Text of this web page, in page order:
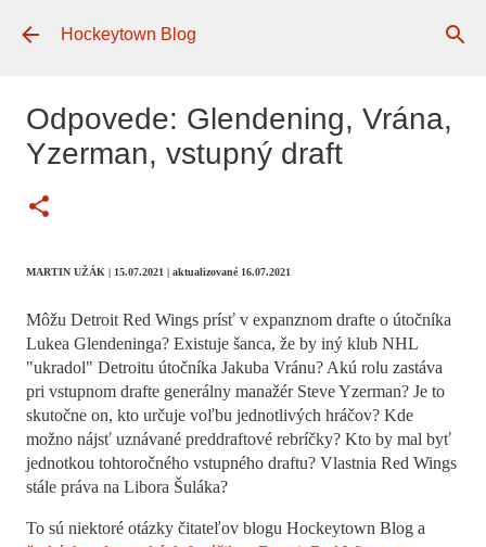
Preskočiť na hlavný obsah
Hockeytown Blog
Odpovede: Glendening, Vrána,
Yzerman, vstupný draft
MARTIN UŽÁK | 15.07.2021 | aktualizované 16.07.2021
Môžu Detroit Red Wings prísť v expanznom drafte o útočníka
Lukea Glendeninga? Existuje šanca, že by iný klub NHL
"ukradol" Detroitu útočníka Jakuba Vránu? Akú rolu zastáva
pri vstupnom drafte generálny manažér Steve Yzerman? Je to
skutočne on, kto určuje voľbu jednotlivých hráčov? Kde
možno nájsť uznávané preddraftové rebríčky? Kto by mal byť
jednotkou tohtoročného vstupného draftu? Vlastnia Red Wings
stále práva na Libora Šuláka?
To sú niektoré otázky čitateľov blogu Hockeytown Blog a